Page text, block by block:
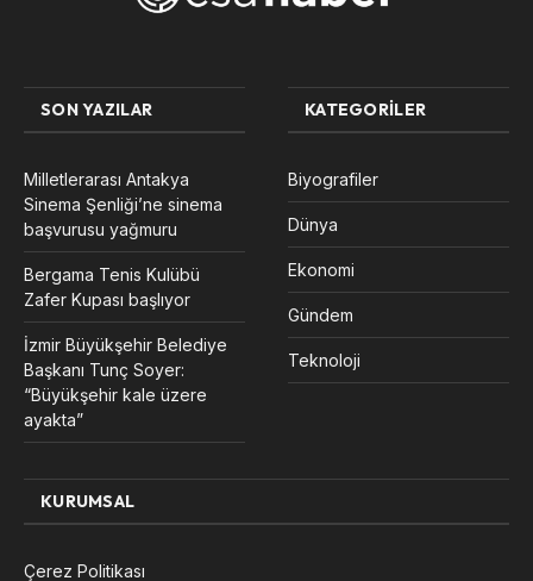
SON YAZILAR
Milletlerarası Antakya
Sinema Şenliği’ne sinema
başvurusu yağmuru
Bergama Tenis Kulübü
Zafer Kupası başlıyor
İzmir Büyükşehir Belediye
Başkanı Tunç Soyer:
“Büyükşehir kale üzere
ayakta”
KATEGORILER
Biyografiler
Dünya
Ekonomi
Gündem
Teknoloji
KURUMSAL
Çerez Politikası